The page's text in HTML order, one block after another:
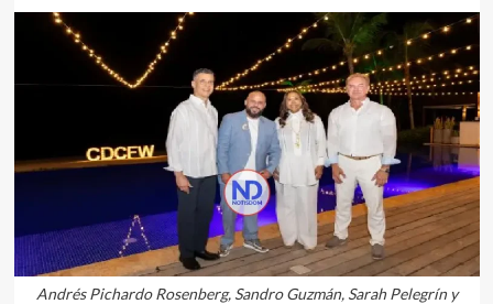
Andrés Pichardo Rosenberg, Sandro Guzmán, Sarah Pelegrín y